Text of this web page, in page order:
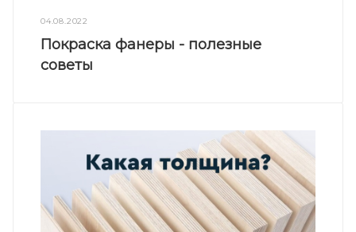
04.08.2022
Покраска фанеры - полезные
советы